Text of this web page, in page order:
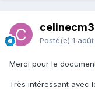
celinecm3
Posté(e) 1 août
Merci pour le
Très intéressant avec